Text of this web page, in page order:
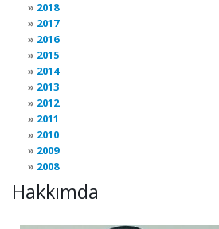
2018
2017
2016
2015
2014
2013
2012
2011
2010
2009
2008
Hakkımda